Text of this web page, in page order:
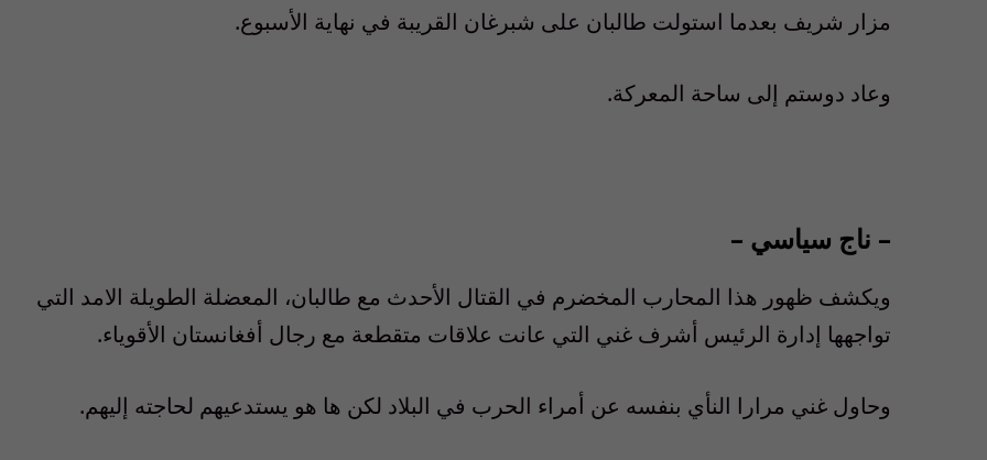
مزار شريف بعدما استولت طالبان على شبرغان القريبة في نهاية الأسبوع.
وعاد دوستم إلى ساحة المعركة.
– ناج سياسي –
ويكشف ظهور هذا المحارب المخضرم في القتال الأحدث مع طالبان، المعضلة الطويلة الامد التي
تواجهها إدارة الرئيس أشرف غني التي عانت علاقات متقطعة مع رجال أفغانستان الأقوياء.
وحاول غني مرارا النأي بنفسه عن أمراء الحرب في البلاد لكن ها هو يستدعيهم لحاجته إليهم.